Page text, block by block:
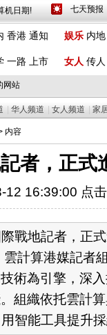
机日期!
香港 通知 娱乐 内地
一路 上市 女人 传人
网站
华人频道 女人频道 家
内容
者，正式
12 16:39:00 点
戰地記者，正
計算港媒記者
術為引擎，深
組織依托雲計
智能工具提升